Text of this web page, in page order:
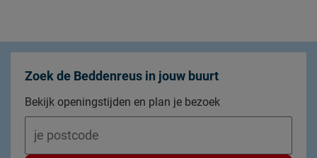
Materiaal
Goed om te weten
Zoek de Beddenreus in jouw buurt
Bekijk openingstijden en plan je bezoek